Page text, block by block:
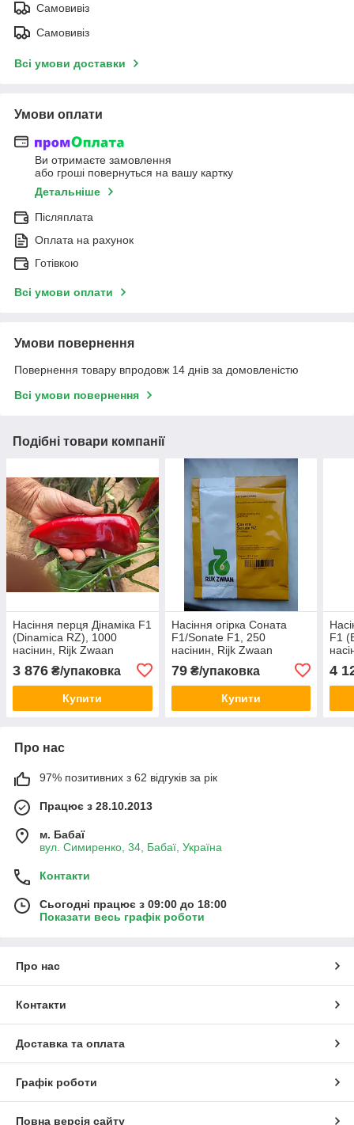
Самовивіз
Самовивіз
Всі умови доставки
Умови оплати
Ви отримаєте замовлення
або гроші повернуться на вашу картку
Детальніше
Післяплата
Оплата на рахунок
Готівкою
Всі умови оплати
Умови повернення
Повернення товару впродовж 14 днів за домовленістю
Всі умови повернення
Подібні товари компанії
Насіння перця Дінаміка F1
(Dinamica RZ), 1000
насінин, Rijk Zwaan
3 876 ₴/упаковка
Купити
Насіння огірка Соната
F1/Sonate F1, 250
насінин, Rijk Zwaan
79₴/упаковка
Купити
F1
4
Про нас
97% позитивних з 62 відгуків за рік
Працює з 28.10.2013
м. Бабаї
вул. Симиренко, 34, Бабаї, Україна
Контакти
Сьогодні працює з 09:00 до 18:00
Показати весь графік роботи
Про нас
Контакти
Доставка та оплата
Графік роботи
Повна версія сайту